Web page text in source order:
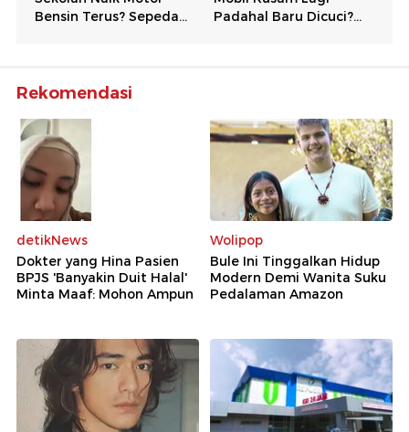
Rekomendasi
detikNews
Dokter yang Hina Pasien
BPJS 'Banyakin Duit Halal'
Minta Maaf: Mohon Ampun
Wolipop
Bule Ini Tinggalkan Hidup
Modern Demi Wanita Suku
Pedalaman Amazon